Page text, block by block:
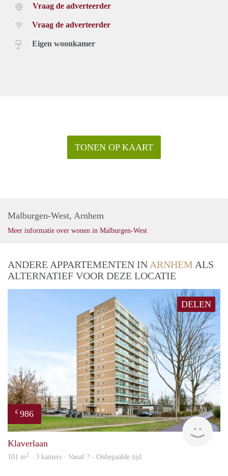
Vraag de adverteerder
Vraag de adverteerder
Eigen woonkamer
TONEN OP KAART
Malburgen-West, Arnhem
Meer informatie over wonen in Malburgen-West
ANDERE APPARTEMENTEN IN ARNHEM ALS
ALTERNATIEF VOOR DEZE LOCATIE
DELEN
€ 986
Klaverlaan
101 m2 · 3 kamers · Vanaf ? - Onbepaalde tijd